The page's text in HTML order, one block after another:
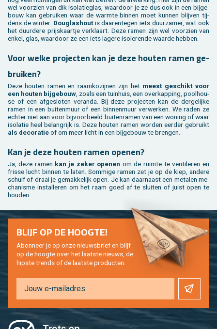
wel voor­zien van dik iso­la­tieglas, waar­door je ze dus ook in een bij­ge­
bouw kan ge­brui­ken waar de warm­te bin­nen moet kun­nen blij­ven tij­
dens de win­ter. Dou­g­las­houtis daar­en­te­gen iets duur­za­mer, wat ook
het duur­de­re prijs­kaart­je ver­klaart. Deze ramen zijn wel voor­zien van
enkel, glas, waar­door ze een iets la­ge­re iso­le­ren­de waar­de heb­ben.
Voor welke pro­jec­ten kan je deze hou­ten ramen ge­
brui­ken?
Deze hou­ten ramen en raam­ko­zij­nen zijn het meest ge­schikt voor
een hou­ten bij­ge­bouw, zoals een tuin­huis, een over­kap­ping, pool­hou­
se of een af­ge­slo­ten ve­ran­da. Bij deze pro­jec­ten kan de der­ge­lij­ke
ramen in een bui­ten­muur of een bin­nen­muur ver­wer­ken. We raden ze
ech­ter niet aan voor bij­voor­beeld bui­ten­ra­men van een wo­ning of waar
iso­la­tie heel be­lang­rijk is. Deze hou­ten ramen wor­den eer­der ge­bruikt
als de­co­ra­tieof om meer licht in een bij­ge­bouw te bren­gen.
Kan je deze hou­ten ramen ope­nen?
Ja, deze ramen kan je zeker ope­nen om de ruim­te te ven­ti­le­ren en
fris­se lucht bin­nen te laten. Som­mi­ge ramen zet je op de kiep, an­de­re
schuif of draai je ge­mak­ke­lijk open. Je kan daar­naast een me­ta­len me­
cha­nis­me in­stal­le­ren om het raam goed af te slui­ten of juist open te
hou­den.
BLIJF OP DE HOOG­TE!
Abon­neer je op onze nieuws­brief en blijf
op de hoog­te over het laat­ste nieuws, de
hip­s­te trends of de laat­ste pro­duc­ten.